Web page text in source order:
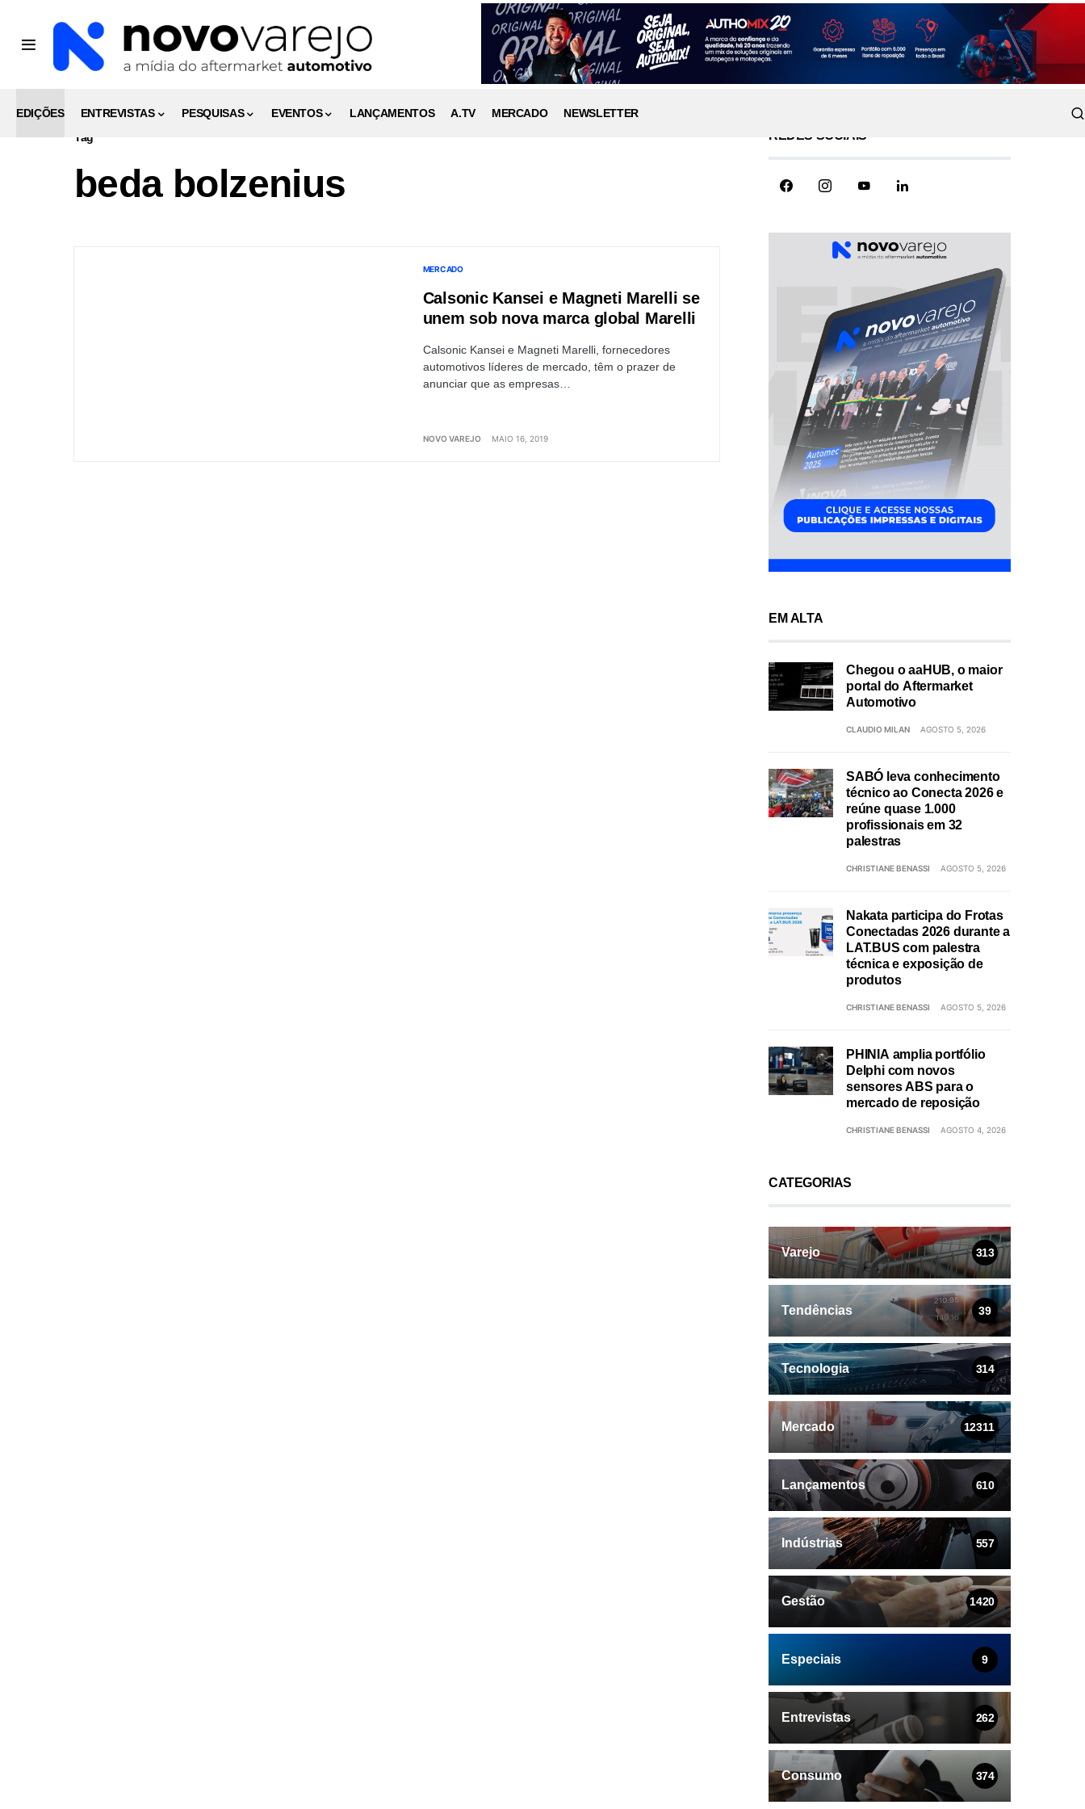
EDIÇÕES ENTREVISTAS PESQUISAS EVENTOS LANÇAMENTOS A.TV MERCADO
NEWSLETTER
Tag
beda bolzenius
MERCADO
Calsonic Kansei e Magneti Marelli se
unem sob nova marca global Marelli
Calsonic Kansei e Magneti Marelli, fornecedores
automotivos líderes de mercado, têm o prazer de
anunciar que as empresas…
NOVO VAREJO MAIO 16, 2019
REDES SOCIAIS
EM ALTA
Chegou o aaHUB, o maior
portal do Aftermarket
Automotivo
CLAUDIO MILAN AGOSTO 5, 2026
SABÓ leva conhecimento
técnico ao Conecta 2026 e
reúne quase 1.000
profissionais em 32
palestras
CHRISTIANE BENASSI AGOSTO 5, 2026
Nakata participa do Frotas
Conectadas 2026 durante a
LAT.BUS com palestra
técnica e exposição de
produtos
CHRISTIANE BENASSI AGOSTO 5, 2026
PHINIA amplia portfólio
Delphi com novos
sensores ABS para o
mercado de reposição
CHRISTIANE BENASSI AGOSTO 4, 2026
CATEGORIAS
Varejo 313
Tendências 39
Tecnologia 314
Mercado 12311
Lançamentos 610
Indústrias 557
Gestão 1420
Especiais 9
Entrevistas 262
Consumo 374